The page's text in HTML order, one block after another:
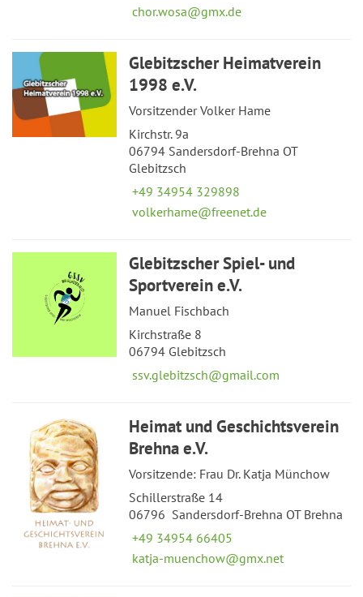
chor.wosa@gmx.de
Glebitzscher Heimatverein
1998 e.V.
Vorsitzender Volker Hame
Kirchstr. 9a
06794 Sandersdorf-Brehna OT
Glebitzsch
+49 34954 329898
volkerhame@freenet.de
Glebitzscher Spiel- und
Sportverein e.V.
Manuel Fischbach
Kirchstraße 8
06794 Glebitzsch
ssv.glebitzsch@gmail.com
Heimat und Geschichtsverein
Brehna e.V.
Vorsitzende: Frau Dr. Katja Münchow
Schillerstraße 14
06796 Sandersdorf-Brehna OT Brehna
+49 34954 66405
katja-muenchow@gmx.net